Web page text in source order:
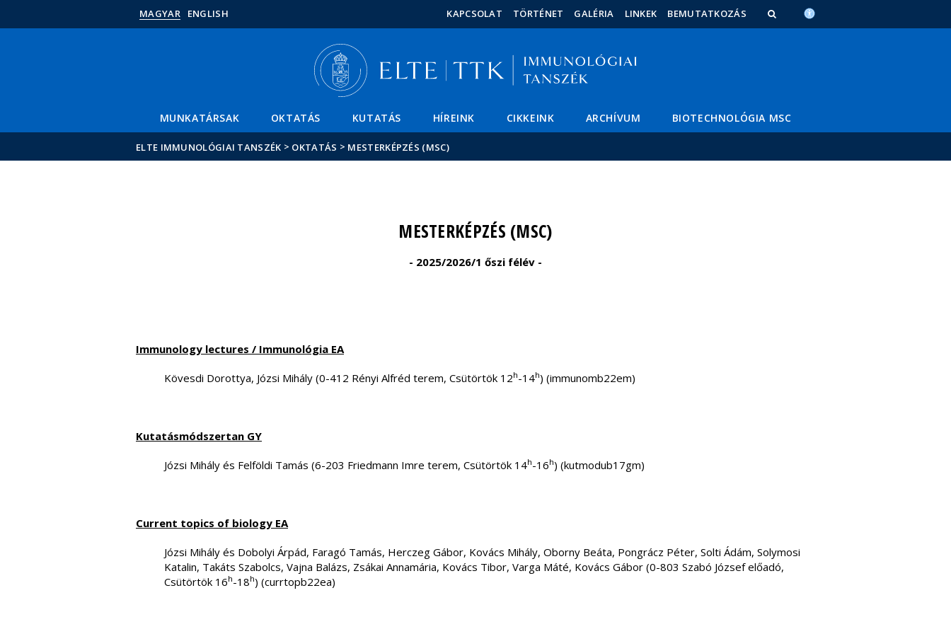
Hírek
Események
ELTE a
MAGYAR ENGLISH KAPCSOLAT TÖRTÉNET GALÉRIA LINKEK BEMUTATKOZÁS
MUNKATÁRSAK OKTATÁS KUTATÁS HÍREINK CIKKEINK ARCHÍVUM BIOTECHNOLÓGIA MSC
ELTE IMMUNOLÓGIAI TANSZÉK > OKTATÁS > MESTERKÉPZÉS (MSC)
MESTERKÉPZÉS (MSC)
- 2025/2026/1 őszi félév -
Immunology lectures / Immunológia EA
Kövesdi Dorottya, Józsi Mihály (0-412 Rényi Alfréd terem, Csütörtök 12h-14h) (immunomb22em)
Kutatásmódszertan GY
Józsi Mihály és Felföldi Tamás (6-203 Friedmann Imre terem, Csütörtök 14h-16h) (kutmodub17gm)
Current topics of biology EA
Józsi Mihály és Dobolyi Árpád, Faragó Tamás, Herczeg Gábor, Kovács Mihály, Oborny Beáta, Pongrácz Péter, Solti Ádám, Solymosi
Katalin, Takáts Szabolcs, Vajna Balázs, Zsákai Annamária, Kovács Tibor, Varga Máté, Kovács Gábor (0-803 Szabó József előadó,
Csütörtök 16h-18h) (currtopb22ea)